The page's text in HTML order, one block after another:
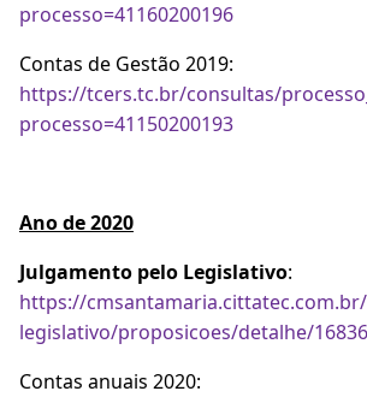
processo=41160200196
Contas de Gestão 2019:
https://tcers.tc.br/consultas/
processo=41150200193
Ano de 2020
Julgamento pelo Legislativo:
https://
legislativo/proposicoes/detalhe/
Contas anuais 2020: